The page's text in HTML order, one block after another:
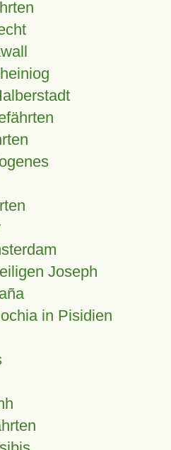
Joseph
in Pisidien